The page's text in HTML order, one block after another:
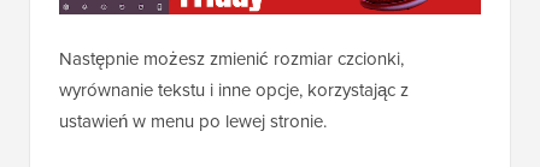
Następnie możesz zmienić rozmiar czcionki,
wyrównanie tekstu i inne opcje, korzystając z
ustawień w menu po lewej stronie.